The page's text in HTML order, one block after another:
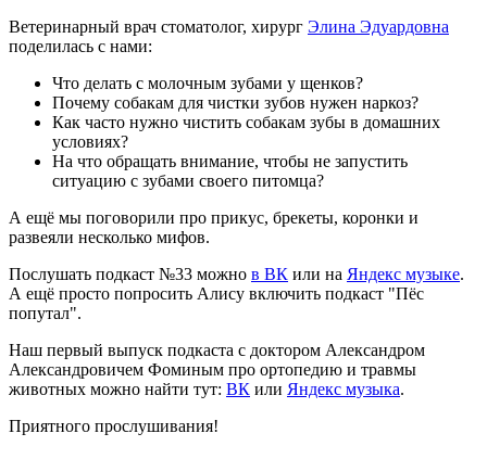
Ветеринарный врач стоматолог, хирург Элина Эдуардовна
поделилась с нами:
Что делать с молочным зубами у щенков?
Почему собакам для чистки зубов нужен наркоз?
Как часто нужно чистить собакам зубы в домашних
условиях?
На что обращать внимание, чтобы не запустить
ситуацию с зубами своего питомца?
А ещё мы поговорили про прикус, брекеты, коронки и
развеяли несколько мифов.
Послушать подкаст №33 можно в ВК или на Яндекс музыке.
А ещё просто попросить Алису включить подкаст "Пёс
попутал".
Наш первый выпуск подкаста с доктором Александром
Александровичем Фоминым про ортопедию и травмы
животных можно найти тут: ВК или Яндекс музыка.
Приятного прослушивания!